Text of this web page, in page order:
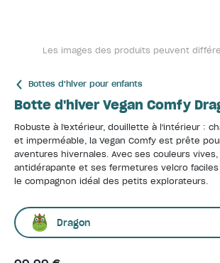
Les images des produits peuvent
Bottes d'hiver pour enfants
Botte d'hiver Vegan Comfy
Robuste à l'extérieur, douillette à l'intérieur :
et imperméable, la Vegan Comfy est prête
aventures hivernales. Avec ses couleurs
antidérapante et ses fermetures velcro
le compagnon idéal des petits explorateurs.
Dragon